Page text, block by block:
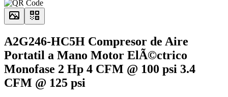
A2G246-HC5H Compresor de Aire
Portatil a Mano Motor ElÃ©ctrico
Monofase 2 Hp 4 CFM @ 100 psi 3.4
CFM @ 125 psi